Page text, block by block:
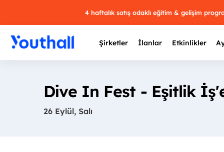
4 haftalık satış odaklı eğitim & gelişim
Şirketler İlanlar Etkinlikler
Dive In Fest - Eşitlik
26 Eylül, Salı